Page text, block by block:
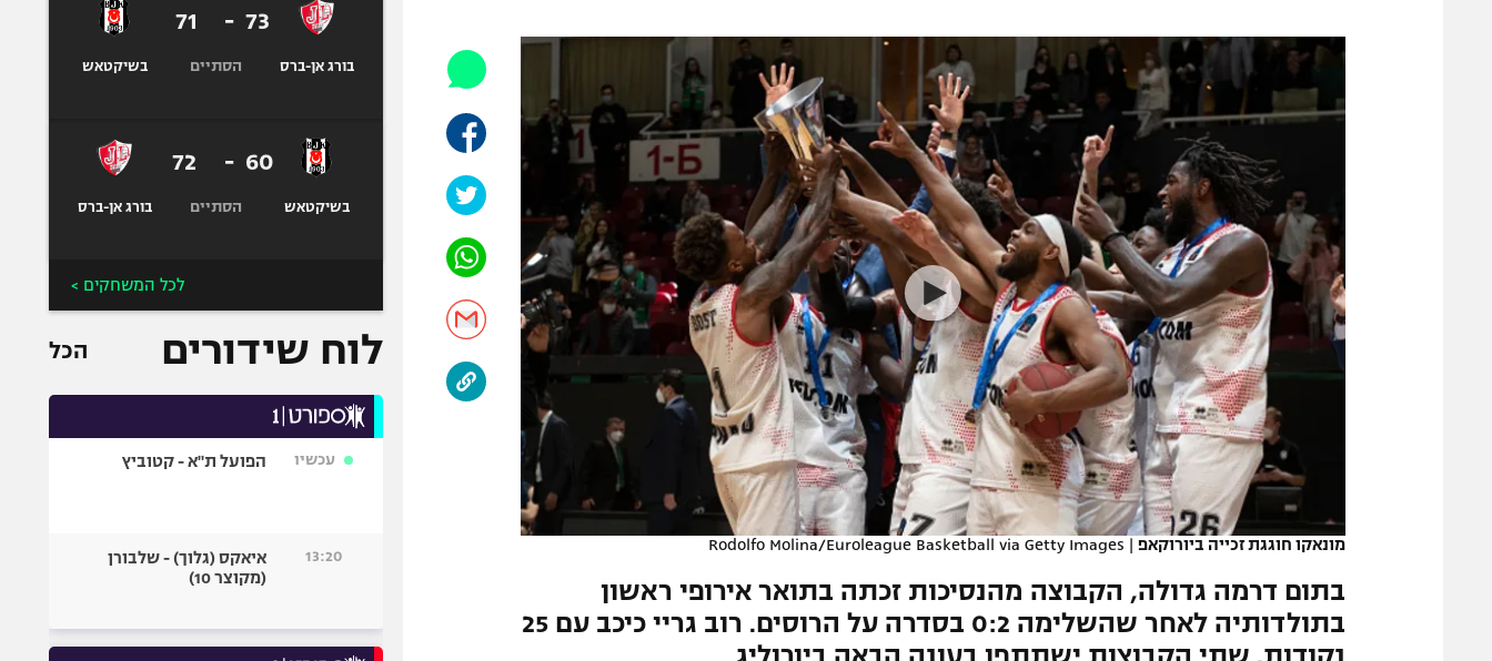
תקנון משתתפים וזוכים בפרסים
תקנון עבור פעילות אלקטרה
תקנון עבור פעילות ספורט 1 – "מרלן"
תנאי שימוש
מדיניות פרטיות
תקנון פעילות ספורט 1
רשיון להקרנה פומבית לבית עסק
הצטרפות לחבילת הערוצים
לוח דרושים – ג'ובנט
הפועל תל אביב
הפועל חיפה
הפועל באר שבע
מכבי נתניה
בני יהודה
ליגה סינית
ליגה ברזילאית
ליגות נוספות
ספורט מוטורי
בייסבול MLB
ספורט אתגרי
מונאקו חוגגת זכייה ביורוקאפ |
Rodolfo Molina/Euroleague Basketball via Getty Images
בתום דרמה גדולה, הקבוצה מהנסיכות זכתה בתואר אירופי ראשון
בתולדותיה לאחר שהשלימה 0:2 בסדרה על הרוסים. רוב גריי כיכב עם 25
בורג אן-ברס
73
-
71
הסתיים בשיקטאש
בשיקטאש
60
-
72
הסתיים בורג אן-ברס
לכל המשחקים >
לוח שידורים הכל
עכשיו הפועל ת"א - קטוביץ
13:20
איאקס (גלוך) - שלבורן
(מקוצר 10)